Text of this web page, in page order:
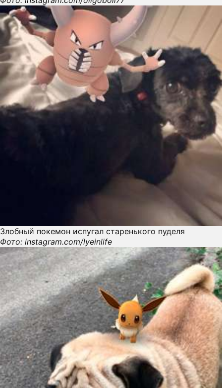
Злобный покемон испугал старенького пуделя
Фото: instagram.com/lyeinlife